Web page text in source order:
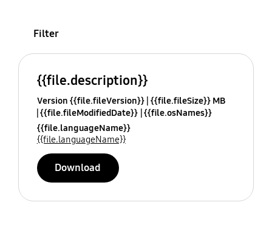
Filter
{{file.description}}
Version {{file.fileVersion}} {{file.fileSize}} MB
{{file.fileModifiedDate}} {{file.osNames}}
{{file.languageName}}
{{file.languageName}}
Download